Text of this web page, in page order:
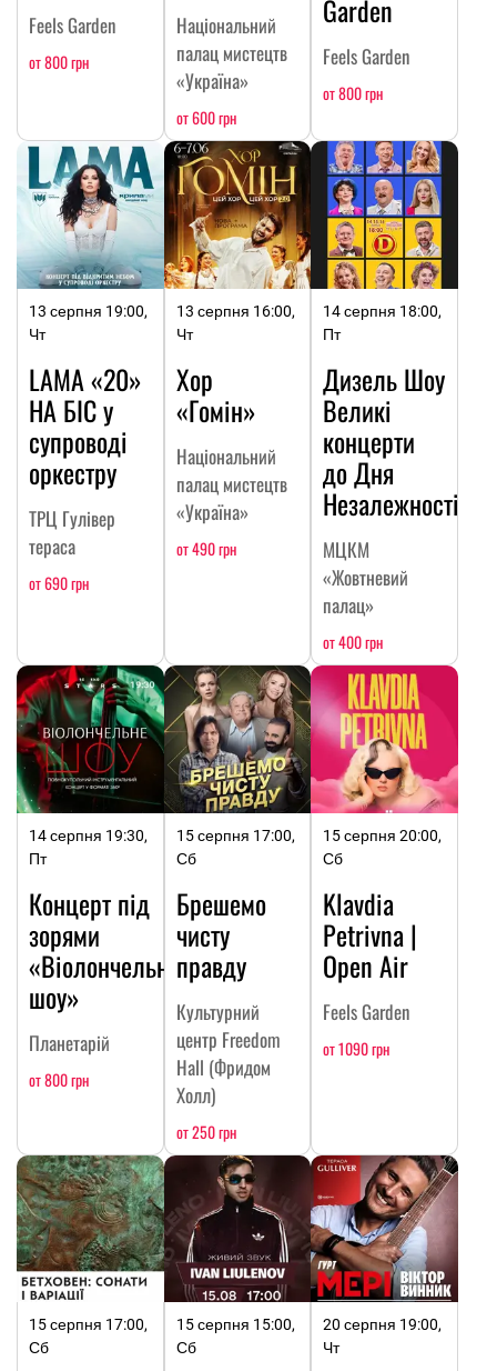
Feels Garden
от 800 грн
Національний
палац мистецтв
«Україна»
от 600 грн
Garden
Feels Garden
от 800 грн
13 серпня 19:00,
Чт
LAMA «20»
НА БІС у
супроводі
оркестру
ТРЦ Гулівер
тераса
от 690 грн
13 серпня 16:00,
Чт
Хор
«Гомін»
Національний
палац мистецтв
«Україна»
от 490 грн
14 серпня 18:00,
Пт
Дизель Шоу
Великі
концерти
до Дня
Незалежності
МЦКМ
«Жовтневий
палац»
от 400 грн
14 серпня 19:30,
Пт
Концерт під
зорями
«Віолончельне
шоу»
Планетарій
от 800 грн
15 серпня 17:00,
Сб
Брешемо
чисту
правду
Культурний
центр Freedom
Hall (Фридом
Холл)
от 250 грн
15 серпня 20:00,
Сб
Klavdia
Petrivna |
Open Air
Feels Garden
от 1090 грн
15 серпня 17:00,
Сб
15 серпня 15:00,
Сб
20 серпня 19:00,
Чт